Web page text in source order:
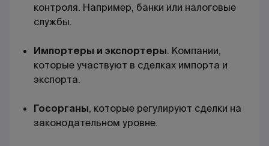
контроля. Например, банки или налоговые
службы.
Импортеры и экспортеры. Компании,
которые участвуют в сделках импорта и
экспорта.
Госорганы, которые регулируют сделки на
законодательном уровне.